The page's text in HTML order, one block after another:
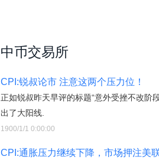
中币交易所
CPI:锐叔论市 注意这两个压力位！
正如锐叔昨天早评的标题“意外受挫不改阶
出了大阳线.
1900/1/1 0:00:00
CPI:通胀压力继续下降，市场押注美